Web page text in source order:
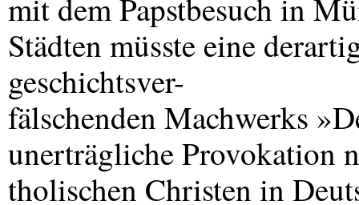
mit dem Papstbesuch in
Städten müsste eine
geschichtsver-
fälschenden Machwerks
unerträgliche Provokation
tholischen Christen in